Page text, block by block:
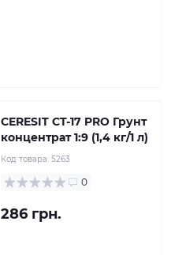
CERESIT CT-17 PRO Грунт
концентрат 1:9 (1,4 кг/1 л)
Код товара: 5263
0
286 грн.